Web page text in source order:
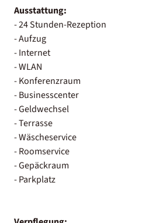
Ausstattung:
- 24 Stunden-Rezeption
- Aufzug
- Internet
- WLAN
- Konferenzraum
- Businesscenter
- Geldwechsel
- Terrasse
- Wäscheservice
- Roomservice
- Gepäckraum
- Parkplatz